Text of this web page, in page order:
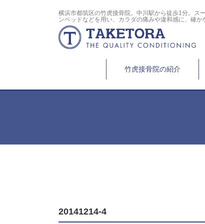
横浜市都筑区の竹虎接骨院。中川駅から徒歩1分。ス
ンベッドなどを用い、カラダの痛みや違和感に、確か
竹虎接骨院の紹介
20141214-4